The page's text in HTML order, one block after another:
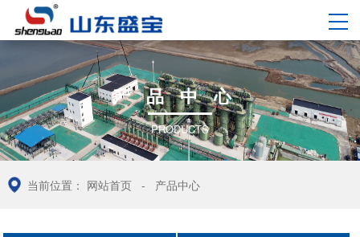
产品中心
PRODUCTS
当前位置： 网站首页 - 产品中心